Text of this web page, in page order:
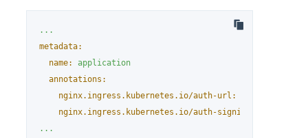
...
metadata:
name:
application
annotations:
nginx.ingress.kubernetes.io/auth-url:
nginx.ingress.kubernetes.io/auth-signin:
...